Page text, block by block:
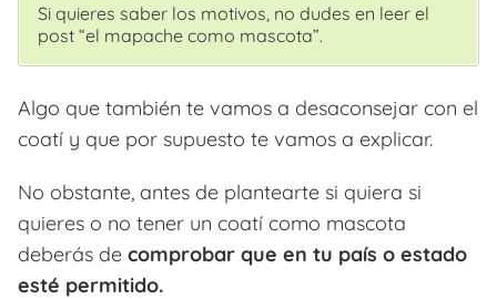
Si quieres saber los motivos, no dudes en leer el
post “el mapache como mascota”.
Algo que también te vamos a desaconsejar con el
coatí y que por supuesto te vamos a explicar.
No obstante, antes de plantearte si quiera si
quieres o no tener un coatí como mascota
deberás de comprobar que en tu país o estado
esté permitido.